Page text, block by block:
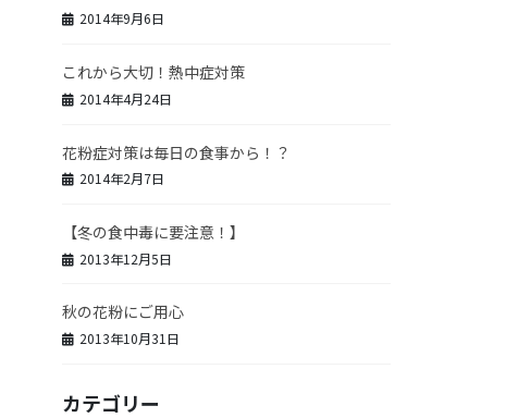
2014年9月6日
これから大切！熱中症対策
2014年4月24日
花粉症対策は毎日の食事から！？
2014年2月7日
【冬の食中毒に要注意！】
2013年12月5日
秋の花粉にご用心
2013年10月31日
カテゴリー